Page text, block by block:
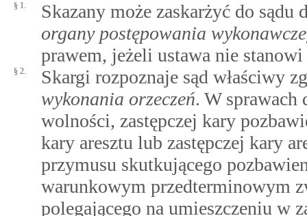
§ 1.
Skazany może zaskarżyć do
organy postępowania
prawem, jeżeli ustawa nie
§ 2.
Skargi rozpoznaje sąd właściwy
wykonania orzeczeń. W sprawach
wolności, zastępczej kary
kary aresztu lub zastępczej kary
przymusu skutkującego
warunkowym przedterminowym
polegającego na umieszczeniu w